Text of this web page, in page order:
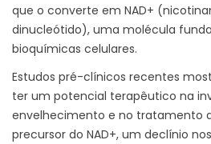
que o converte em NAD+
dinucleótido), uma molécula
bioquímicas celulares.
Estudos pré-clínicos recentes
ter um potencial terapêutico na
envelhecimento e no tratamento
precursor do NAD+, um declínio